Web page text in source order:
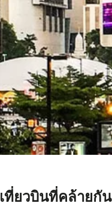
เที่ยวบินที่คล้ายกัน